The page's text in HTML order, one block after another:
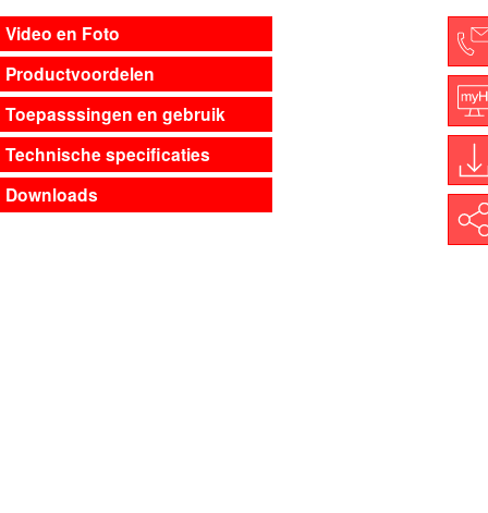
Video en Foto
Productvoordelen
Toepasssingen en gebruik
Technische specificaties
Downloads